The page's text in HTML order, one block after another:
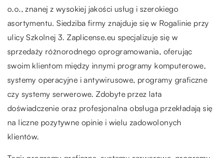
o.o., znanej z wysokiej jakości usług i szerokiego
asortymentu. Siedziba firmy znajduje się w Rogalinie przy
ulicy Szkolnej 3. Zaplicense.eu specjalizuje się w
sprzedaży różnorodnego oprogramowania, oferując
swoim klientom między innymi programy komputerowe,
systemy operacyjne i antywirusowe, programy graficzne
czy systemy serwerowe. Zdobyte przez lata
doświadczenie oraz profesjonalna obsługa przekładają się
na liczne pozytywne opinie i wielu zadowolonych
klientów.